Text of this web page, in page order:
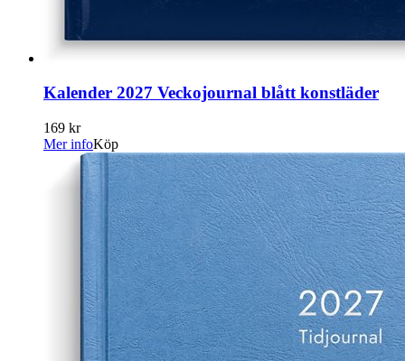
Kalender 2027 Veckojournal blått konstläder
169 kr
Mer infoKöp